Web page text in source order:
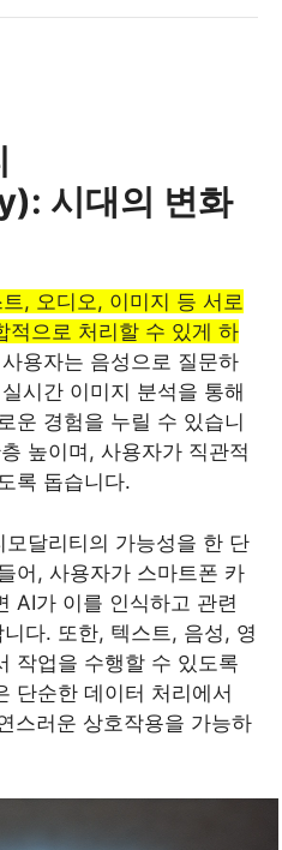
시대의 변화
, 오디오, 이미지 등 서로
적으로 처리할 수 있게 하
용자는 음성으로 질문하
시간 이미지 분석을 통해
운 경험을 누릴 수 있습니
높이며, 사용자가 직관적
록 돕습니다.
달리티의 가능성을 한 단
어, 사용자가 스마트폰 카
AI가 이를 인식하고 관련
다. 또한, 텍스트, 음성, 영
작업을 수행할 수 있도록
단순한 데이터 처리에서
스러운 상호작용을 가능하